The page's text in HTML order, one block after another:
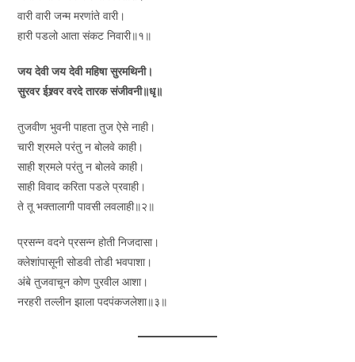
वारी वारी जन्म मरणांते वारी।
हारी पडलो आता संकट निवारी॥१॥
जय देवी जय देवी महिषा सुरमथिनी।
सुरवर ईश्र्वर वरदे तारक संजीवनी॥धृ॥
तुजवीण भुवनी पाहता तुज ऐसे नाही।
चारी श्रमले परंतु न बोलवे काही।
साही श्रमले परंतु न बोलवे काही।
साही विवाद करिता पडले प्रवाही।
ते तू भक्तालागी पावसी लवलाही॥२॥
प्रसन्न वदने प्रसन्न होती निजदासा।
क्लेशांपासूनी सोडवी तोडी भवपाशा।
अंबे तुजवाचून कोण पुरवील आशा।
नरहरी तल्लीन झाला पदपंकजलेशा॥३॥